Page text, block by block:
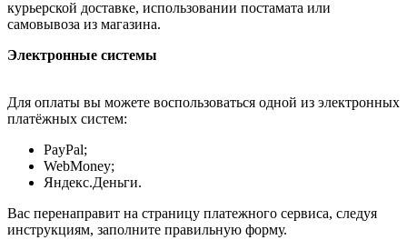
курьерской доставке, использовании постамата или
самовывоза из магазина.
Электронные системы
Для оплаты вы можете воспользоваться одной из электронных
платёжных систем:
PayPal;
WebMoney;
Яндекс.Деньги.
Вас перенаправит на страницу платежного сервиса, следуя
инструкциям, заполните правильную форму.